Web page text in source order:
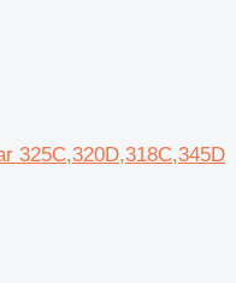
325C,320D,318C,345D